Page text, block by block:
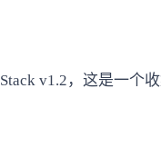
v1.2，这是一个